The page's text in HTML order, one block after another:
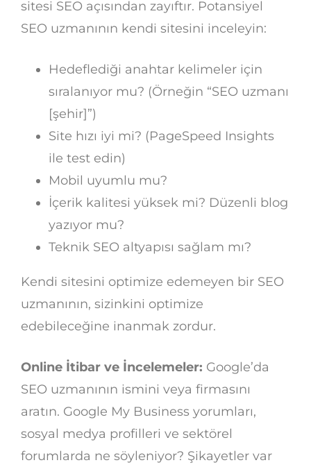
sitesi SEO açısından zayıftır. Potansiyel
SEO uzmanının kendi sitesini inceleyin:
Hedeflediği anahtar kelimeler için
sıralanıyor mu? (Örneğin “SEO uzmanı
[şehir]”)
Site hızı iyi mi? (PageSpeed Insights
ile test edin)
Mobil uyumlu mu?
İçerik kalitesi yüksek mi? Düzenli blog
yazıyor mu?
Teknik SEO altyapısı sağlam mı?
Kendi sitesini optimize edemeyen bir SEO
uzmanının, sizinkini optimize
edebileceğine inanmak zordur.
Online İtibar ve İncelemeler: Google’da
SEO uzmanının ismini veya firmasını
aratın. Google My Business yorumları,
sosyal medya profilleri ve sektörel
forumlarda ne söyleniyor? Şikayetler var